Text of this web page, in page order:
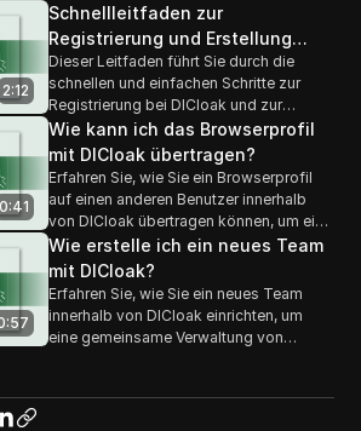
übertragen können, um reibungslose
Übergänge und Rollenwechsel zu
ermöglichen, ohne die Sicherheit des
Teams zu gefährden.
2:12
Schnellleitfaden zur
Registrierung und Erstellung
eines Browserprofils mit DICloak
Dieser Leitfaden führt Sie durch die
schnellen und einfachen Schritte zur
Registrierung bei DICloak und zur
Erstellung Ihres ersten Browserprofils,
um sicher und anonym zu surfen.
0:41
Wie kann ich das Browserprofil
mit DICloak übertragen?
Erfahren Sie, wie Sie ein Browserprofil
auf einen anderen Benutzer innerhalb
von DICloak übertragen können, um eine
sichere und nahtlose Profilfreigabe zu
ermöglichen, während die
Datenintegrität und Privatsphäre
gewahrt bleibt.
Wie erstelle ich ein neues Team
mit DICloak?
Erfahren Sie, wie Sie ein neues Team
innerhalb von DICloak einrichten, um
eine gemeinsame Verwaltung von
ermöglichen.